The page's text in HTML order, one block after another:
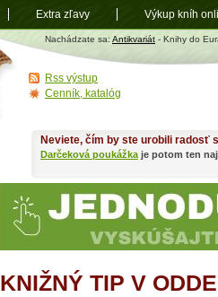
Antikvariát
shop.sk
Nachádzate sa: Antikvariát - Knihy do
KNIŽNÝ TIP V
Neviete, čím by ste urobili radosť
Darčeková poukážka je potom ten
Rss výstup
Cenník, katalóg
Extra zľavy Výkup kníh